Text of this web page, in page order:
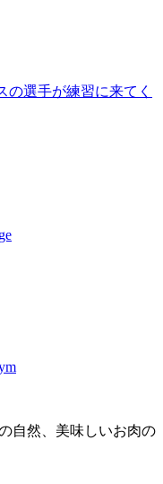
自然、美味しいお肉の